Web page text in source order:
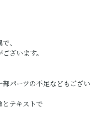
、
ざいます。
パーツの不足などもござい
テキストで